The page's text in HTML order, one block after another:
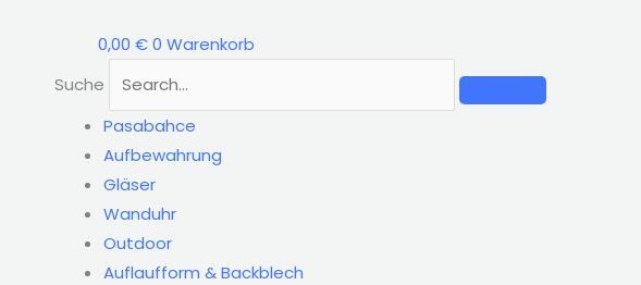
0,00 €0 Warenkorb
Suche
Pasabahce
Aufbewahrung
Gläser
Wanduhr
Outdoor
Auflaufform & Backblech
Ahmet
Vorratsbehälter
5er-
Weiß/Kupfer
Menge